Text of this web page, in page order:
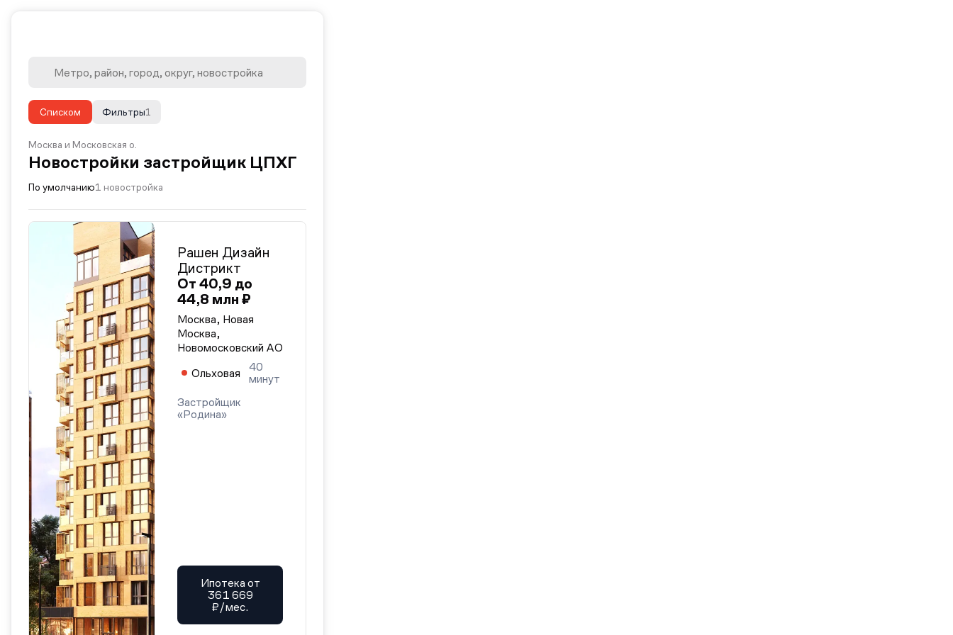
Списком 1
Фильтры
Москва и Московская о.
Новостройки застройщик ЦПХГ
По умолчанию1 новостройка
Рашен Дизайн
Дистрикт
От 40,9 до
44,8 млн ₽
Москва, Новая
Москва,
Новомосковский АО
Ольховая
40
минут
Застройщик
«Родина»
Ипотека от
361 669
₽/мес.